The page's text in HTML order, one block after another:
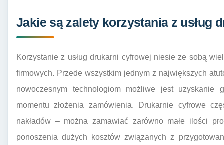
Jakie są zalety korzystania z usług
Korzystanie z usług drukarni cyfrowej niesie ze sobą
firmowych. Przede wszystkim jednym z największych
nowoczesnym technologiom możliwe jest uzyskanie
momentu złożenia zamówienia. Drukarnie cyfrowe
nakładów – można zamawiać zarówno małe ilości
ponoszenia dużych kosztów związanych z